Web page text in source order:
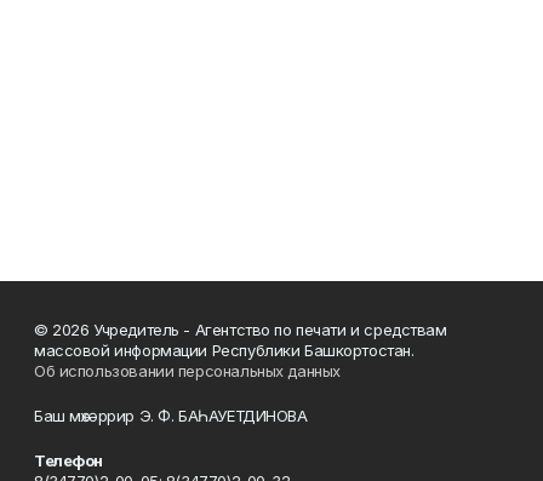
© 2026 Учредитель - Агентство по печати и средствам
массовой информации Республики Башкортостан.
Об использовании персональных данных
Баш мөхәррир Э. Ф. БАҺАУЕТДИНОВА
Телефон